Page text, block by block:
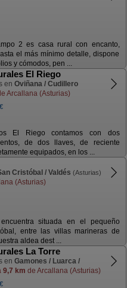
2 es casa rural con encanto,
el más mínimo detalle, dispone
y cómodos, pen ...
El Riego
en Oviñana / Cudillero
Arcallana (Asturias)
El Riego contamos con dos
de dos llaves, de reciente
equipados, en los ...
Cristóbal / Valdés (Asturias)
(Asturias)
situada en el pequeño
entre las villas marineras de
aldea dest ...
La Torre
en Gamones / Luarca /
9,7 km de Arcallana (Asturias)